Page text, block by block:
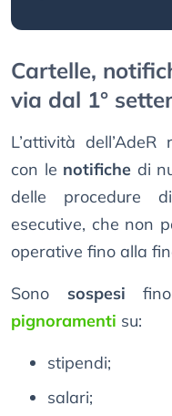
Cartelle,
via dal 1°
L’attività
con le notifiche di
delle procedure
esecutive, che non
operative fino alla
Sono sospesi
pignoramenti su:
stipendi;
salari;